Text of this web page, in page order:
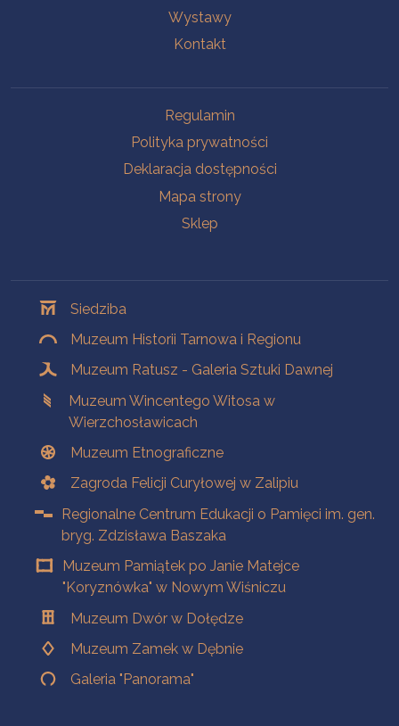
Wystawy
Kontakt
Regulamin
Polityka prywatności
Deklaracja dostępności
Mapa strony
Sklep
Siedziba
Muzeum Historii Tarnowa i Regionu
Muzeum Ratusz - Galeria Sztuki Dawnej
Muzeum Wincentego Witosa w
Wierzchosławicach
Muzeum Etnograficzne
Zagroda Felicji Curyłowej w Zalipiu
Regionalne Centrum Edukacji o Pamięci im. gen.
bryg. Zdzisława Baszaka
Muzeum Pamiątek po Janie Matejce
"Koryznówka" w Nowym Wiśniczu
Muzeum Dwór w Dołędze
Muzeum Zamek w Dębnie
Galeria "Panorama"